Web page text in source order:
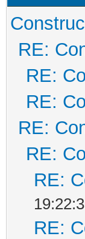
RE:
RE:
RE:
RE:
RE:
RE:
RE: